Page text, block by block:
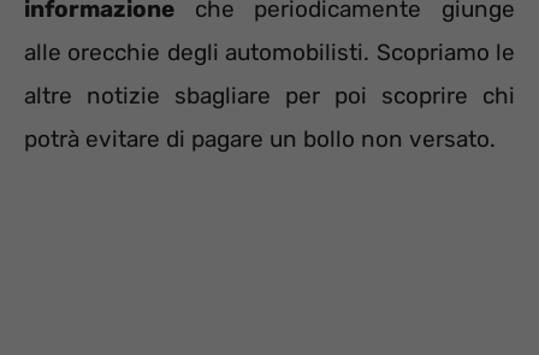
informazione che periodicamente giunge
alle orecchie degli automobilisti. Scopriamo le
altre notizie sbagliare per poi scoprire chi
potrà evitare di pagare un bollo non versato.